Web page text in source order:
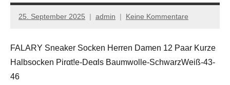
25. September 2025 admin Keine Kommentare
FALARY Sneaker Socken Herren Damen 12 Paar Kurze
Halbsocken Pirαt!е-Dеαls Baumwolle-SchwarzWeiß-43-
46